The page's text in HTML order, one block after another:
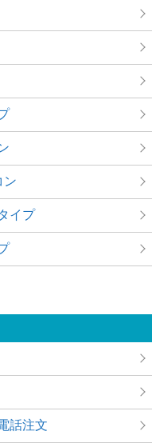
ン
イプ
話注文